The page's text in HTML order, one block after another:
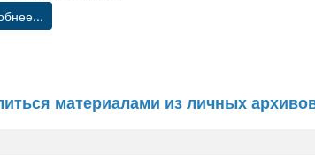
материалами из личных